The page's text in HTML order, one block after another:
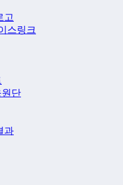
고
스링크
원단
과